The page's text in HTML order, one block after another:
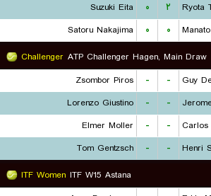
Suzuki Eita
۰ ۲
Ryota
Satoru Nakajima
۰ ۰
Challenger ATP Challenger Hagen, Main Draw
Zsombor Piros
- -
Guy
Lorenzo Giustino
- -
Elmer Moller
- -
Tom Gentzsch
- -
Henri
ITF Women ITF W15 Astana